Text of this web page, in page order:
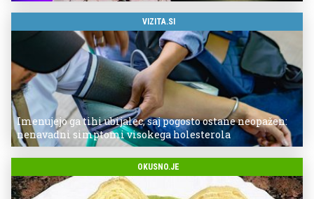
VIZITA.SI
Imenujejo ga tihi ubijalec, saj pogosto ostane neopažen:
nenavadni simptomi visokega holesterola
OKUSNO.JE